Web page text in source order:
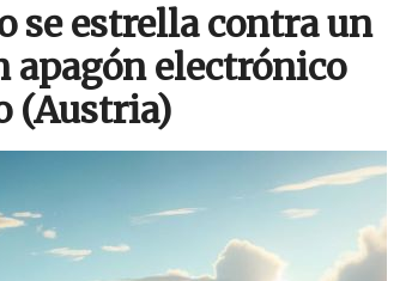
se estrella contra un
electrónico
(Austria)